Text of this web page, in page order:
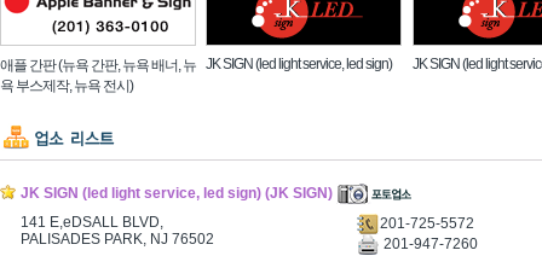
애플 간판 (뉴욕 간판, 뉴욕 배너, 뉴
욕 부스제작, 뉴욕 전시)
JK SIGN (led light service, led sign) JK SIGN (led light
JK SIGN (led light service, led sign) (JK SIGN)
141 E,eDSALL BLVD,
PALISADES PARK, NJ 76502
201-725-5572
201-947-7260